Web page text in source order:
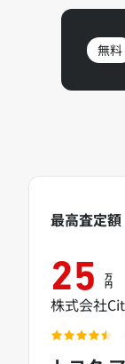
無料
最高査定額
25 万
円
株式会社